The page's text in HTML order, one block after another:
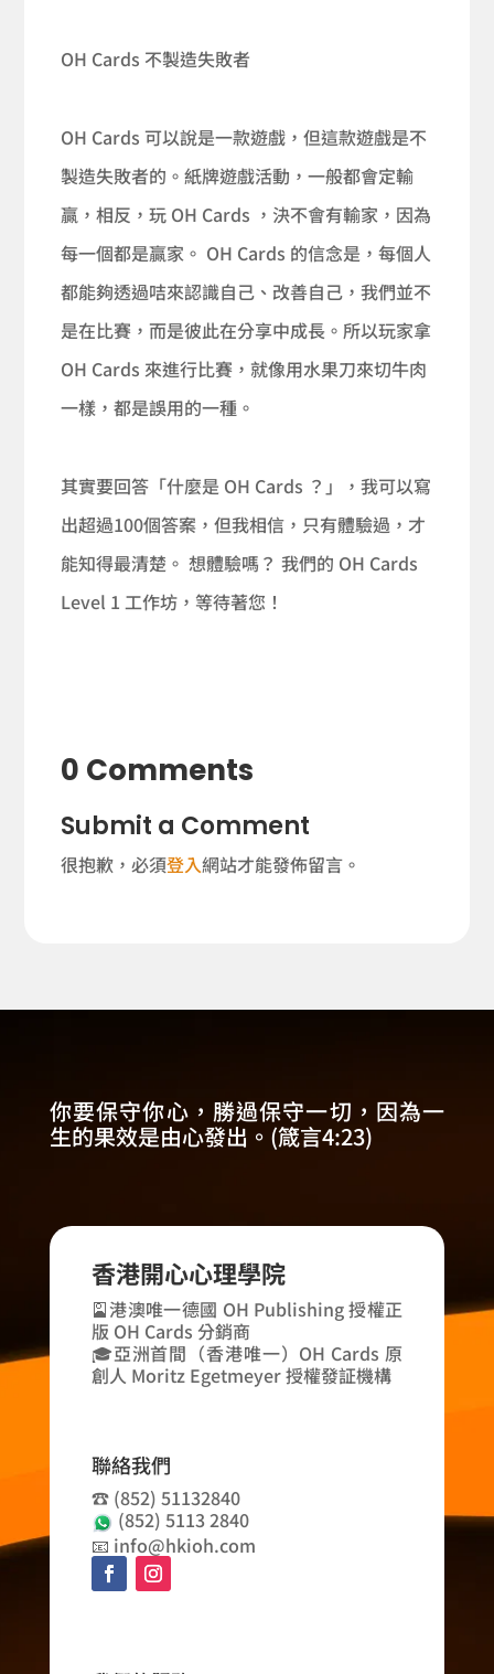
OH Cards 不製造失敗者
OH Cards 可以說是一款遊戲，但這款遊戲是不
製造失敗者的。紙牌遊戲活動，一般都會定輸
贏，相反，玩 OH Cards ，決不會有輸家，因為
每一個都是贏家。 OH Cards 的信念是，每個人
都能夠透過咭來認識自己、改善自己，我們並不
是在比賽，而是彼此在分享中成長。所以玩家拿
OH Cards 來進行比賽，就像用水果刀來切牛肉
一樣，都是誤用的一種。
其實要回答「什麼是 OH Cards ？」，我可以寫
出超過100個答案，但我相信，只有體驗過，才
能知得最清楚。 想體驗嗎？ 我們的 OH Cards
Level 1 工作坊，等待著您！
0 Comments
Submit a Comment
很抱歉，必須登入網站才能發佈留言。
你要保守你心，勝過保守一切，因為一
生的果效是由心發出。(箴言4:23)
香港開心心理學院
🎴港澳唯一德國 OH Publishing 授權正
版 OH Cards 分銷商
🎓亞洲首間（香港唯一）OH Cards 原
創人 Moritz Egetmeyer 授權發証機構
聯絡我們
☎️ (852) 51132840
(852) 5113 2840
📧 info@hkioh.com